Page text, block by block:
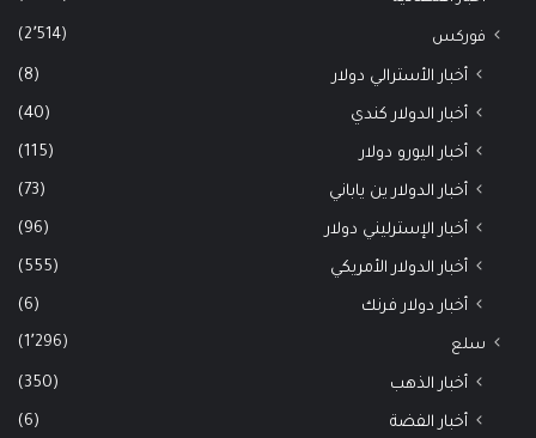
فوركس (2٬514)
أخبار الأسترالي دولار (8)
أخبار الدولار كندي (40)
أخبار اليورو دولار (115)
أخبار الدولار ين ياباني (73)
أخبار الإسترليني دولار (96)
أخبار الدولار الأمريكي (555)
أخبار دولار فرنك (6)
سلع (1٬296)
أخبار الذهب (350)
أخبار الفضة (6)